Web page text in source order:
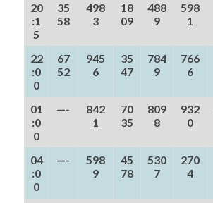
20
:1
5
35
58
498
3
18
09
488
9
598
1
22
:0
0
67
52
945
6
35
47
784
9
766
6
01
:0
0
—-
842
1
70
35
809
8
932
0
04
:0
0
—-
598
9
45
78
530
7
270
4